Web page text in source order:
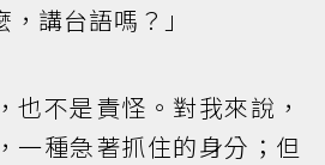
，講台語嗎？」
也不是責怪。對我來說，
一種急著抓住的身分；但